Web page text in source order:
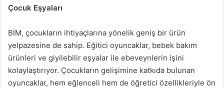
Çocuk Eşyaları
BİM, çocukların ihtiyaçlarına yönelik geniş bir ürün
yelpazesine de sahip. Eğitici oyuncaklar, bebek bakım
ürünleri ve giyilebilir eşyalar ile ebeveynlerin işini
kolaylaştırıyor. Çocukların gelişimine katkıda bulunan
oyuncaklar, hem eğlenceli hem de öğretici özellikleriyle ön